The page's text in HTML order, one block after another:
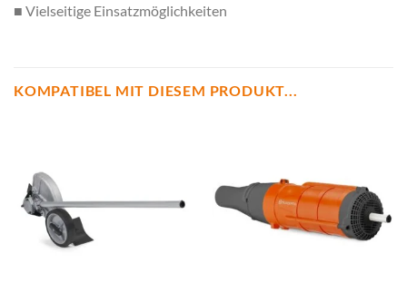
■ Vielseitige Einsatzmöglichkeiten
KOMPATIBEL MIT DIESEM PRODUKT...